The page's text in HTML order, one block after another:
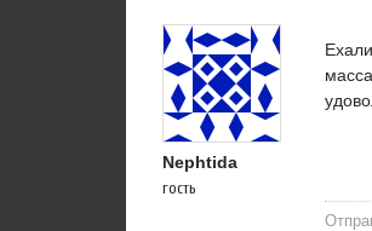
Nephtida
гость